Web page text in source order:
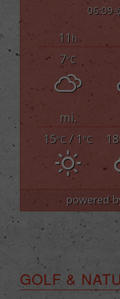
06:09
11h
7°C
mi.
15°C / 1°C 18
powered
GOLF &